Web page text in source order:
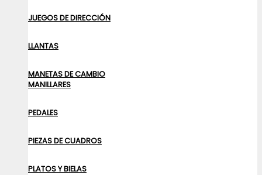
JUEGOS DE DIRECCIÓN
LLANTAS
MANETAS DE CAMBIO
MANILLARES
PEDALES
PIEZAS DE CUADROS
PLATOS Y BIELAS